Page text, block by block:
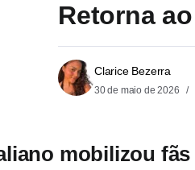
Retorna
Clarice Bezerra
30 de maio de 2026
mobilizou